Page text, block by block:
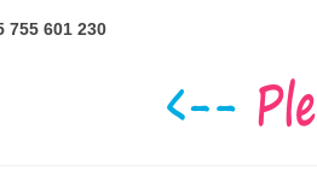
755 601 230